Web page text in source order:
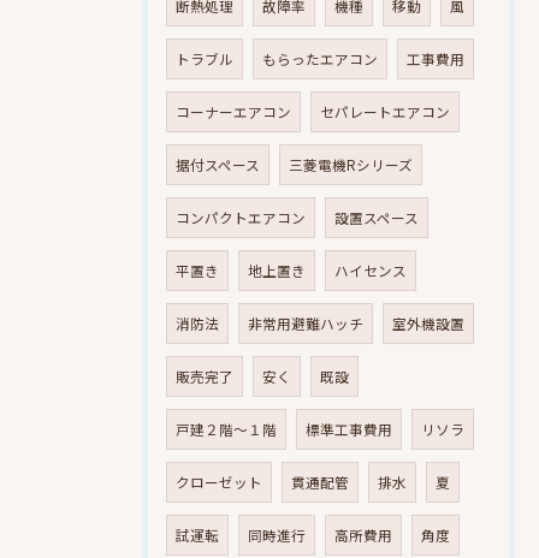
断熱処理 故障率 機種 移動 風
トラブル もらったエアコン 工事費用
コーナーエアコン セパレートエアコン
据付スペース 三菱電機Rシリーズ
コンパクトエアコン 設置スペース
平置き 地上置き ハイセンス
消防法 非常用避難ハッチ 室外機設置
販売完了 安く 既設
戸建２階～１階 標準工事費用 リソラ
クローゼット 貫通配管 排水 夏
試運転 同時進行 高所費用 角度